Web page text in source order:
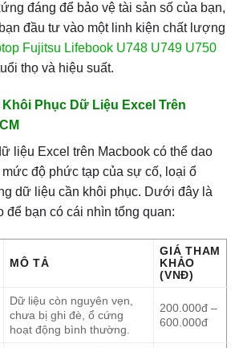
đáng để bảo vệ tài sản số của bạn,
đầu tư vào một linh kiện chất lượng
Fujitsu Lifebook U748 U749 U750
thọ và hiệu suất.
Khôi Phục Dữ Liệu Excel Trên
liệu Excel trên Macbook có thể dao
độ phức tạp của sự cố, loại ổ
dữ liệu cần khôi phục. Dưới đây là
để bạn có cái nhìn tổng quan:
MÔ TẢ
GIÁ THAM
KHẢO
(VNĐ)
Dữ liệu còn nguyên vẹn,
chưa bị ghi đè, ổ cứng
hoạt động bình thường.
200.000đ –
600.000đ